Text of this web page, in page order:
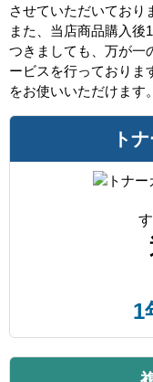
させていただいており
また、当店商品購入後
つきましても、万が一
ービスを行っておりま
をお使いいただけます。
ト
1